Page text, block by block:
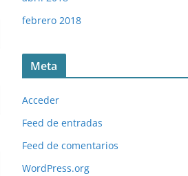
febrero 2018
Meta
Acceder
Feed de entradas
Feed de comentarios
WordPress.org